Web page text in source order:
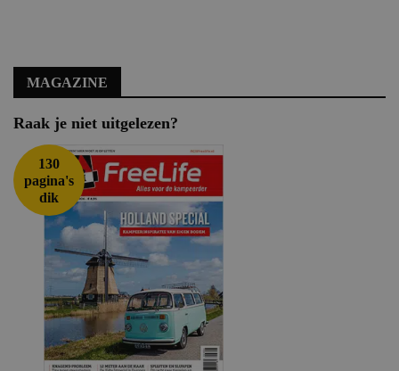
MAGAZINE
Raak je niet uitgelezen?
130
pagina's
dik